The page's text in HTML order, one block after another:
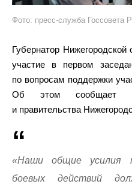
Фото: пресс-служба Госсовета
Губернатор
участие в первом
по вопросам поддержки
Об этом сообщает
и правительства
«Наши общие усилия
боевых действий